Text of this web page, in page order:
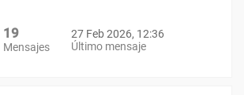
19
Mensajes
27 Feb 2026, 12:36
Último mensaje